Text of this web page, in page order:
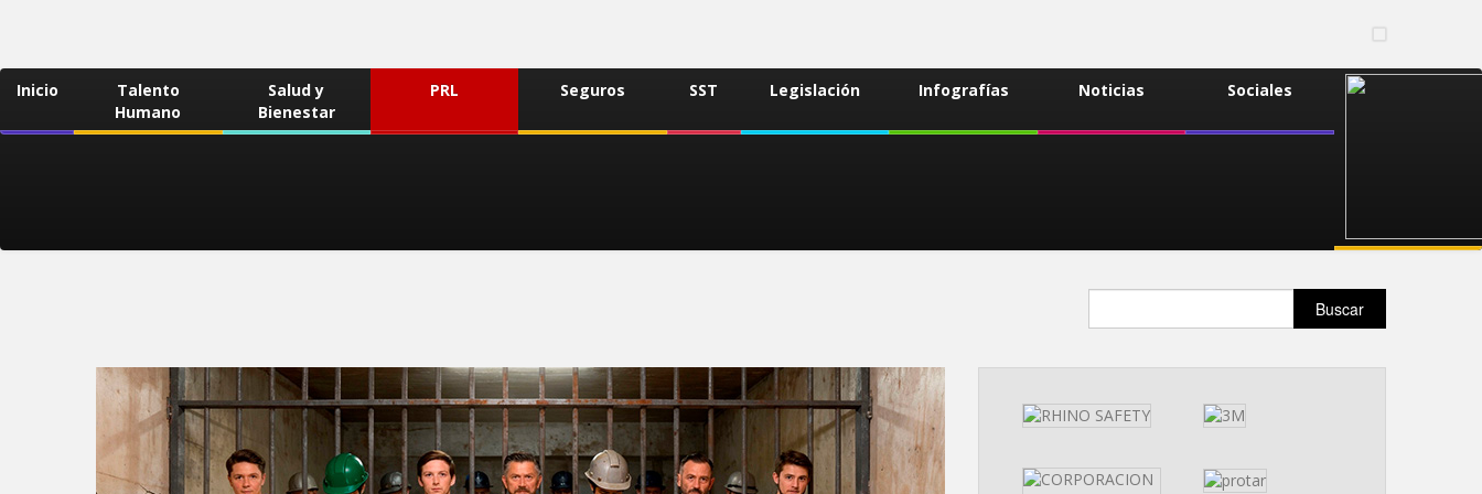
Inicio
Talento
Humano
Salud y
Bienestar
PRL Seguros SST Legislación Infografías Noticias Sociales
Buscar